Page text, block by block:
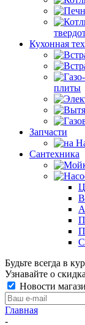
Кухонная
плиты
Запчасти
Сантехника
Будьте всегда в
Узнавайте о
Новости
Главная
-